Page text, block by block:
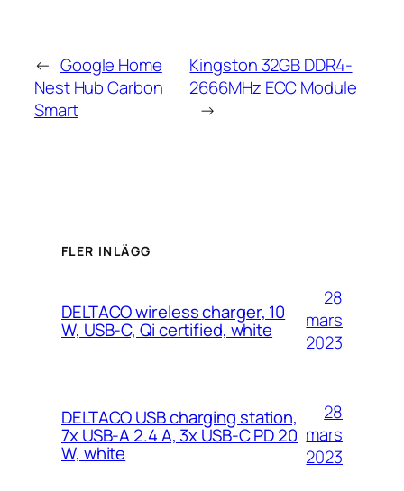
← Google Home
Nest Hub Carbon
Smart
Kingston 32GB DDR4-
2666MHz ECC Module
→
FLER INLÄGG
DELTACO wireless charger, 10
W, USB-C, Qi certified, white
28
mars
2023
DELTACO USB charging station,
7x USB-A 2.4 A, 3x USB-C PD 20
W, white
28
mars
2023